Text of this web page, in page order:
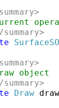
summary>
object
summary>
Draw